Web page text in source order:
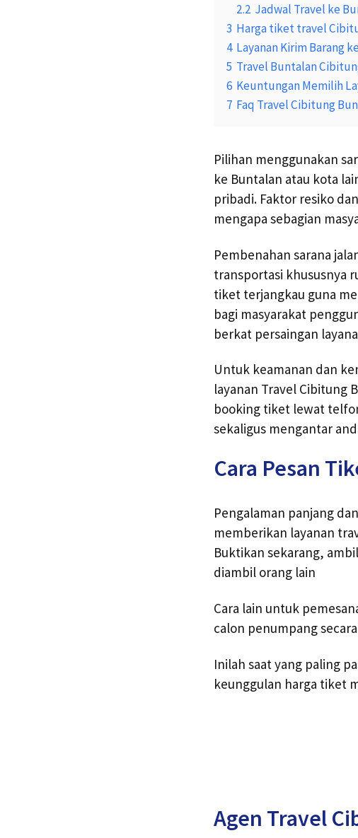
2.2 Jadwal Travel ke
3 Harga tiket travel
4 Layanan Kirim Barang
5 Travel Buntalan
6 Keuntungan Memilih
7 Faq Travel Cibitung
Pilihan menggunakan
ke Buntalan atau kota
pribadi. Faktor resiko
mengapa sebagian
Pembenahan sarana
transportasi khususnya
tiket terjangkau guna
bagi masyarakat
berkat persaingan
Untuk keamanan dan
layanan Travel Cibitung
booking tiket lewat
sekaligus mengantar
Cara Pesan
Pengalaman panjang
memberikan layanan
Buktikan sekarang,
diambil orang lain
Cara lain untuk
calon penumpang
Inilah saat yang paling
keunggulan harga tiket
Agen Travel